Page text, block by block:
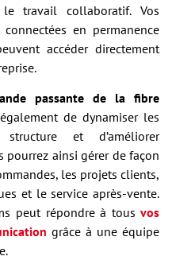
travail collaboratif. Vos
en permanence
accéder directement
passante de la fibre
de dynamiser les
et d’améliorer
pourrez ainsi gérer de façon
les projets clients,
et le service après-vente.
peut répondre à tousvos
grâce à une équipe